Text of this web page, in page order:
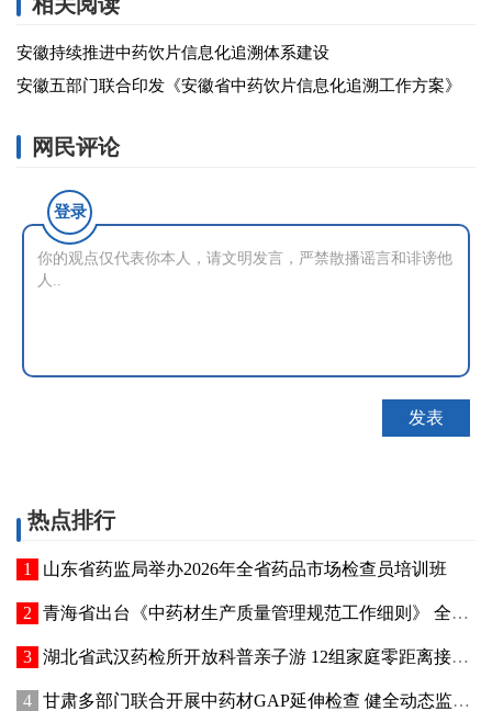
安徽持续推进中药饮片信息化追溯体系建设
安徽五部门联合印发《安徽省中药饮片信息化追溯工作方案》
网民评论
登录
热点排行
山东省药监局举办2026年全省药品市场检查员培训班
青海省出台《中药材生产质量管理规范工作细则》 全面强化中药材质量源头管控
湖北省武汉药检所开放科普亲子游 12组家庭零距离接触药品检验
甘肃多部门联合开展中药材GAP延伸检查 健全动态监管机制